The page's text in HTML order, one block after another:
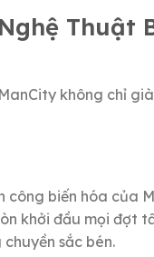
Thuật
không chỉ
biến hóa của
khởi đầu mọi đợt
sắc bén.